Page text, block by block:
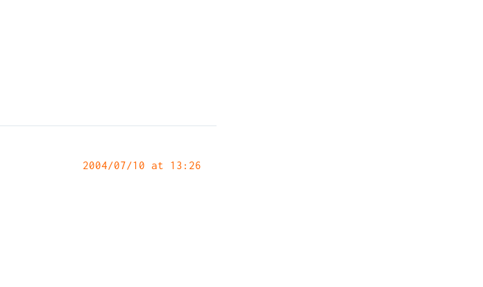
2004/07/10 at 13:26